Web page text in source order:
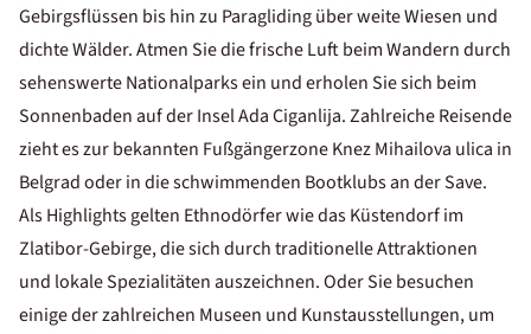
Gebirgsflüssen bis hin zu Paragliding über weite Wiesen und
dichte Wälder. Atmen Sie die frische Luft beim Wandern durch
sehenswerte Nationalparks ein und erholen Sie sich beim
Sonnenbaden auf der Insel Ada Ciganlija. Zahlreiche Reisende
zieht es zur bekannten Fußgängerzone Knez Mihailova ulica in
Belgrad oder in die schwimmenden Bootklubs an der Save.
Als Highlights gelten Ethnodörfer wie das Küstendorf im
Zlatibor-Gebirge, die sich durch traditionelle Attraktionen
und lokale Spezialitäten auszeichnen. Oder Sie besuchen
einige der zahlreichen Museen und Kunstausstellungen, um